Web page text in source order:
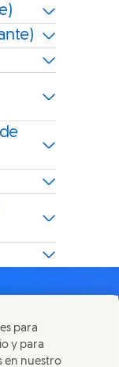
para
y para
en nuestro